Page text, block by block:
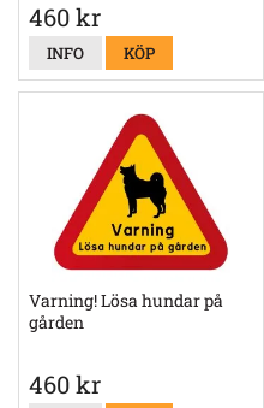
460 kr
INFO KÖP
Varning! Lösa hundar på
gården
460 kr